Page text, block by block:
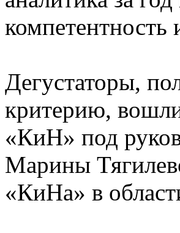
компетентность
Дегустаторы,
критерию,
«КиН» под
Марины
«КиНа» в